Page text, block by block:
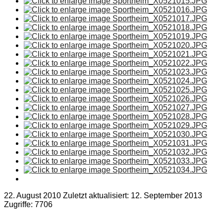
22. August 2010 Zuletzt aktualisiert: 12. September 2013
Zugriffe: 7706